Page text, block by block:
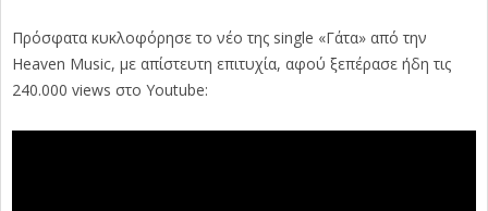
Πρόσφατα κυκλοφόρησε το νέο της single «Γάτα» από την
Heaven Music, με απίστευτη επιτυχία, αφού ξεπέρασε ήδη τις
240.000 views στο Youtube: